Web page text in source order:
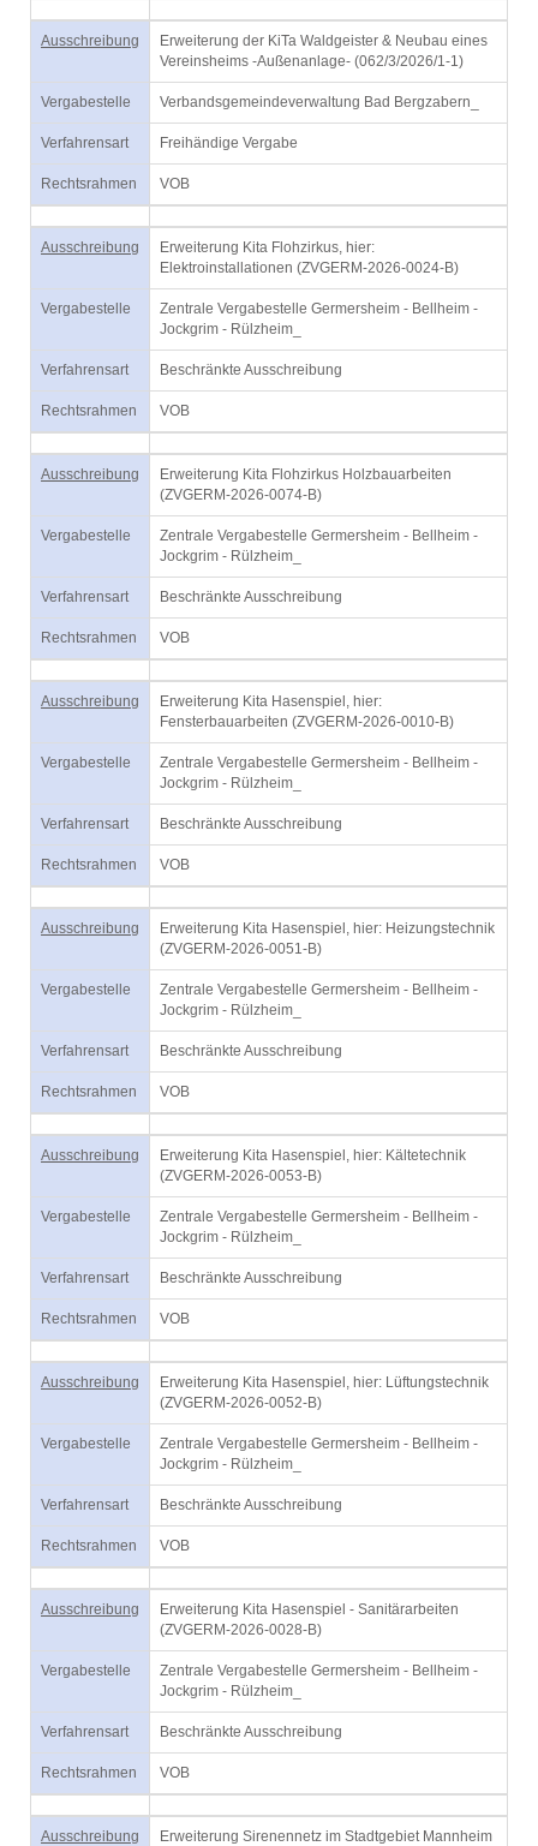
Ausschreibung
Erweiterung der KiTa Waldgeister & Neubau eines
Vereinsheims -Außenanlage- (062/3/2026/1-1)
Vergabestelle Verbandsgemeindeverwaltung Bad Bergzabern_
Verfahrensart Freihändige Vergabe
Rechtsrahmen VOB
Ausschreibung
Erweiterung Kita Flohzirkus, hier:
Elektroinstallationen (ZVGERM-2026-0024-B)
Vergabestelle
Zentrale Vergabestelle Germersheim - Bellheim -
Jockgrim - Rülzheim_
Verfahrensart Beschränkte Ausschreibung
Rechtsrahmen VOB
Ausschreibung
Erweiterung Kita Flohzirkus Holzbauarbeiten
(ZVGERM-2026-0074-B)
Vergabestelle
Zentrale Vergabestelle Germersheim - Bellheim -
Jockgrim - Rülzheim_
Verfahrensart Beschränkte Ausschreibung
Rechtsrahmen VOB
Ausschreibung
Erweiterung Kita Hasenspiel, hier:
Fensterbauarbeiten (ZVGERM-2026-0010-B)
Vergabestelle
Zentrale Vergabestelle Germersheim - Bellheim -
Jockgrim - Rülzheim_
Verfahrensart Beschränkte Ausschreibung
Rechtsrahmen VOB
Ausschreibung
Erweiterung Kita Hasenspiel, hier: Heizungstechnik
(ZVGERM-2026-0051-B)
Vergabestelle
Zentrale Vergabestelle Germersheim - Bellheim -
Jockgrim - Rülzheim_
Verfahrensart Beschränkte Ausschreibung
Rechtsrahmen VOB
Ausschreibung
Erweiterung Kita Hasenspiel, hier: Kältetechnik
(ZVGERM-2026-0053-B)
Vergabestelle
Zentrale Vergabestelle Germersheim - Bellheim -
Jockgrim - Rülzheim_
Verfahrensart Beschränkte Ausschreibung
Rechtsrahmen VOB
Ausschreibung
Erweiterung Kita Hasenspiel, hier: Lüftungstechnik
(ZVGERM-2026-0052-B)
Vergabestelle
Zentrale Vergabestelle Germersheim - Bellheim -
Jockgrim - Rülzheim_
Verfahrensart Beschränkte Ausschreibung
Rechtsrahmen VOB
Ausschreibung
Erweiterung Kita Hasenspiel - Sanitärarbeiten
(ZVGERM-2026-0028-B)
Vergabestelle
Zentrale Vergabestelle Germersheim - Bellheim -
Jockgrim - Rülzheim_
Verfahrensart Beschränkte Ausschreibung
Rechtsrahmen VOB
Ausschreibung Erweiterung Sirenennetz im Stadtgebiet Mannheim